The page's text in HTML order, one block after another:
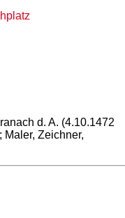
d. A. (4.10.1472
Maler, Zeichner,